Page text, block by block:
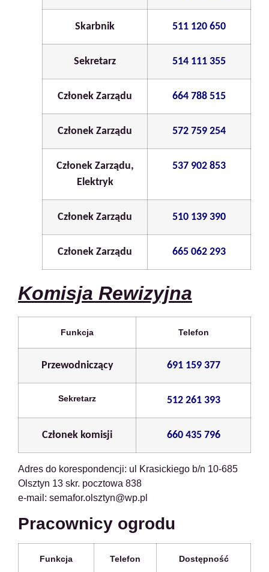
Skarbnik 511 120 650
Sekretarz 514 111 355
Członek Zarządu 664 788 515
Członek Zarządu 572 759 254
Członek Zarządu,
Elektryk
537 902 853
Członek Zarządu 510 139 390
Członek Zarządu 665 062 293
Komisja Rewizyjna
Funkcja Telefon
Przewodniczący 691 159 377
Sekretarz 512 261 393
Członek komisji 660 435 796
Adres do korespondencji: ul Krasickiego b/n 10-685
Olsztyn 13 skr. pocztowa 838
e-mail: semafor.olsztyn@wp.pl
Pracownicy ogrodu
Funkcja Telefon Dostępność